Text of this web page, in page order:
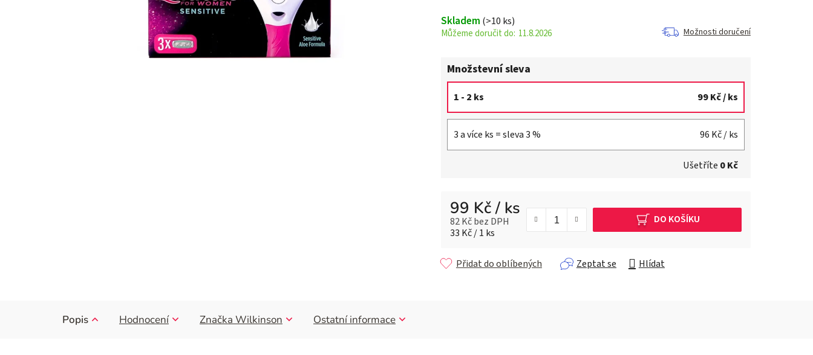
Skladem (>10 ks)
11.8.2026 Možnosti doručení
Množstevní sleva
1 - 2 ks 99 Kč/ ks
3 a více ks = sleva 3 % 96 Kč/ ks
Ušetříte 0 Kč
99 Kč/ ks
82 Kč bez DPH
Měrná cena:
33 Kč / 1 ks
DO KOŠÍKU
Zeptat se Hlídat
Přidat do oblíbených
Popis Hodnocení Značka Wilkinson Ostatní informace